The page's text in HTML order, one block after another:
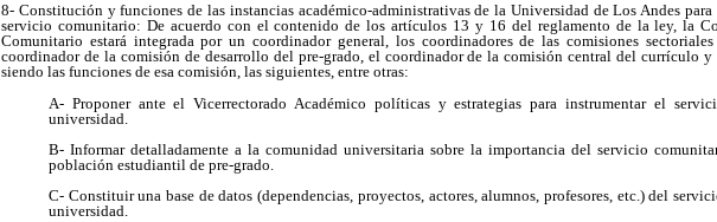
8- Constitución y funciones de las instancias académico-administrativas de la Universidad de Los Andes
servicio comunitario: De acuerdo con el contenido de los artículos 13 y 16 del reglamento de la ley, la
Comunitario estará integrada por un coordinador general, los coordinadores de las comisiones
coordinador de la comisión de desarrollo del pre-grado, el coordinador de la comisión central del currículo y
siendo las funciones de esa comisión, las siguientes, entre otras:
A- Proponer ante el Vicerrectorado Académico políticas y estrategias para instrumentar el
universidad.
B- Informar detalladamente a la comunidad universitaria sobre la importancia del servicio
población estudiantil de pre-grado.
C- Constituir una base de datos (dependencias, proyectos, actores, alumnos, profesores, etc.) del
universidad.